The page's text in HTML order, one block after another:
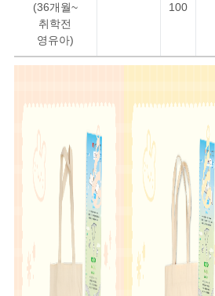
(36개월~
취학전
영유아)
100